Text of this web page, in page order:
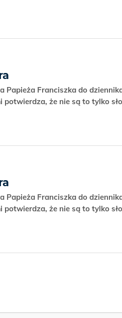
Papieża Franciszka do
że nie są to tylko
Papieża Franciszka do
że nie są to tylko